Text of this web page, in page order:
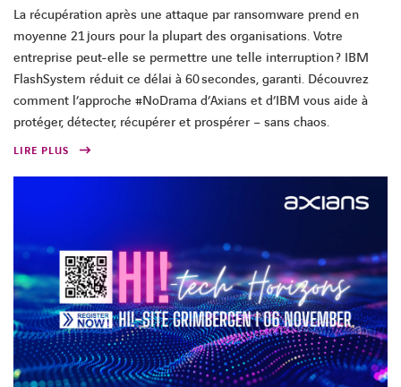
La récupération après une attaque par ransomware prend en
moyenne 21 jours pour la plupart des organisations. Votre
entreprise peut-elle se permettre une telle interruption ? IBM
FlashSystem réduit ce délai à 60 secondes, garanti. Découvrez
comment l’approche #NoDrama d’Axians et d’IBM vous aide à
protéger, détecter, récupérer et prospérer – sans chaos.
LIRE PLUS